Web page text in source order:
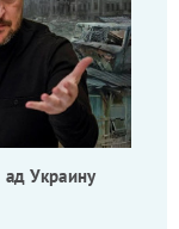
Украину